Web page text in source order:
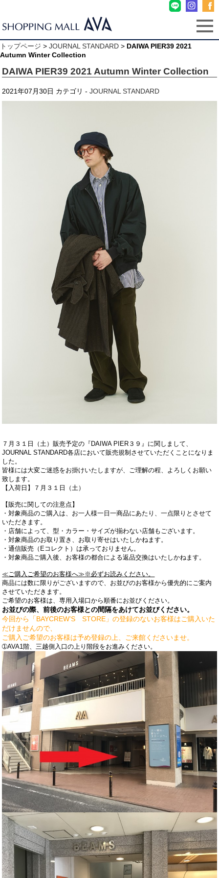
トップページ > JOURNAL STANDARD > DAIWA PIER39 2021
Autumn Winter Collection
DAIWA PIER39 2021 Autumn Winter Collection
2021年07月30日 カテゴリ -JOURNAL STANDARD
７月３１日（土）販売予定の『DAIWA PIER３９』に関しまして、
JOURNAL STANDARD各店において販売規制させていただくことになりま
した。
皆様には大変ご迷惑をお掛けいたしますが、ご理解の程、よろしくお願い
致します。
【入荷日】７ 月３１ 日（土）
【販売に関しての注意点】
・対象商品のご購入は、お一人様一日一商品にあたり、一点限りとさせて
いただきます。
・店舗によって、型・カラー・サイズが揃わない店舗もございます。
・対象商品のお取り置き、お取り寄せはいたしかねます。
・通信販売（Eコレクト）は承っておりません。
・対象商品ご購入後、お客様の都合による返品交換はいたしかねます。
≪ご購入ご希望のお客様へ≫※必ずお読みください。
商品には数に限りがございますので、お並びのお客様から優先的にご案内
させていただきます。
ご希望のお客様は、専用入場口から順番にお並びください。
お並びの際、前後のお客様との間隔をあけてお並びください。
今回から「BAYCREW’S STORE」の登録のないお客様はご購入いた
だけませんので、
ご購入ご希望のお客様は予め登録の上、ご来館くださいませ。
➀AVA1階、三越側入口の上り階段をお進みください。